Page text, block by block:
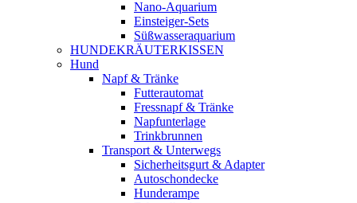
Nano-Aquarium
Einsteiger-Sets
Süßwasseraquarium
HUNDEKRÄUTERKISSEN
Hund
Napf & Tränke
Futterautomat
Fressnapf & Tränke
Napfunterlage
Trinkbrunnen
Transport & Unterwegs
Sicherheitsgurt & Adapter
Autoschondecke
Hunderampe